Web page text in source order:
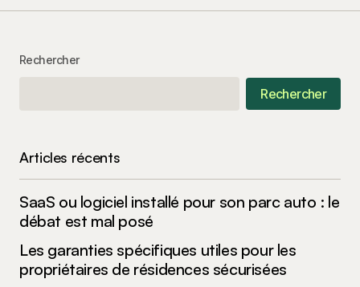
commentaire.
Submit Comment
Rechercher
Rechercher
Articles récents
SaaS ou logiciel installé pour son parc auto : le
débat est mal posé
Les garanties spécifiques utiles pour les
propriétaires de résidences sécurisées